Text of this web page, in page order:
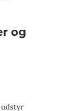
og
udstyr